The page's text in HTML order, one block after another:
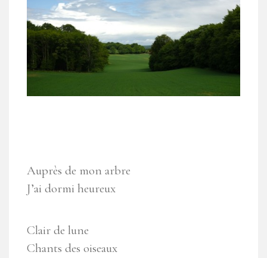
Auprès de mon arbre
J’ai dormi heureux
Clair de lune
Chants des oiseaux